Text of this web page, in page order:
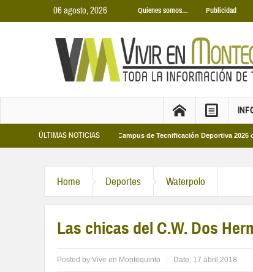
06 agosto, 2026 Quienes somos… Publicidad
ÚLTIMAS NOTICIAS
2026 Los Campus de Tecnificación Deportiva 2026 ofrecen
Home Deportes Waterpolo
Las chicas del C.W. Dos
Posted by Vivir en Montequinto Date: 17 abril 2018